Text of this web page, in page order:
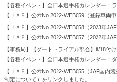
【各種イベント】全日本選手権カレンダー：
【ＪＡＦ】公示No.2022-WEB059（登録車両
【ＪＡＦ】公示No.2022-WEB058（2023年
【ＪＡＦ】公示No.2022-WEB057（2022年
【事務局】【ダートトライアル部会】8/18付
【各種イベント】全日本選手権カレンダー：
【ＪＡＦ】公示No.2022-WEB055（JAF国内
制定について）をリンクしました。